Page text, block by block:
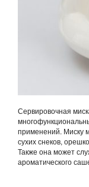
Сервировочная
применений. Миску
сухих снеков,
Также она может
ароматического